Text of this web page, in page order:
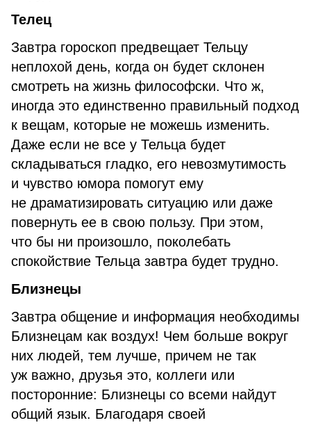
Телец
Завтра гороскоп предвещает Тельцу
неплохой день, когда он будет склонен
смотреть на жизнь философски. Что ж,
иногда это единственно правильный подход
к вещам, которые не можешь изменить.
Даже если не все у Тельца будет
складываться гладко, его невозмутимость
и чувство юмора помогут ему
не драматизировать ситуацию или даже
повернуть ее в свою пользу. При этом,
что бы ни произошло, поколебать
спокойствие Тельца завтра будет трудно.
Близнецы
Завтра общение и информация необходимы
Близнецам как воздух! Чем больше вокруг
них людей, тем лучше, причем не так
уж важно, друзья это, коллеги или
посторонние: Близнецы со всеми найдут
общий язык. Благодаря своей